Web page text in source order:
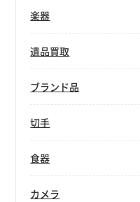
楽器
遺品買取
ブランド品
切手
食器
カメラ